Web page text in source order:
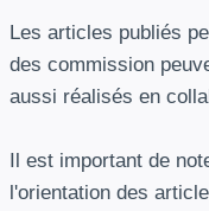
Les articles publiés
des commission
aussi réalisés en
Il est important de
l'orientation des